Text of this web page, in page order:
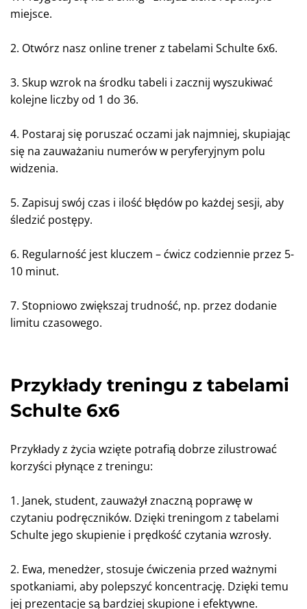
miejsce.
2. Otwórz nasz online trener z tabelami Schulte 6x6.
3. Skup wzrok na środku tabeli i zacznij wyszukiwać
kolejne liczby od 1 do 36.
4. Postaraj się poruszać oczami jak najmniej, skupiając
się na zauważaniu numerów w peryferyjnym polu
widzenia.
5. Zapisuj swój czas i ilość błędów po każdej sesji, aby
śledzić postępy.
6. Regularność jest kluczem – ćwicz codziennie przez 5-
10 minut.
7. Stopniowo zwiększaj trudność, np. przez dodanie
limitu czasowego.
Przykłady treningu z tabelami
Schulte 6x6
Przykłady z życia wzięte potrafią dobrze zilustrować
korzyści płynące z treningu:
1. Janek, student, zauważył znaczną poprawę w
czytaniu podręczników. Dzięki treningom z tabelami
Schulte jego skupienie i prędkość czytania wzrosły.
2. Ewa, menedżer, stosuje ćwiczenia przed ważnymi
spotkaniami, aby polepszyć koncentrację. Dzięki temu
jej prezentacje są bardziej skupione i efektywne.